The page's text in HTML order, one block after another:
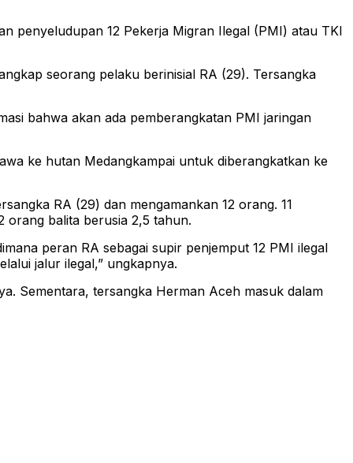
penyeludupan 12 Pekerja Migran Ilegal (PMI) atau TKI
seorang pelaku berinisial RA (29). Tersangka
bahwa akan ada pemberangkatan PMI jaringan
ke hutan Medangkampai untuk diberangkatkan ke
RA (29) dan mengamankan 12 orang. 11
orang balita berusia 2,5 tahun.
peran RA sebagai supir penjemput 12 PMI ilegal
jalur ilegal,” ungkapnya.
Sementara, tersangka Herman Aceh masuk dalam